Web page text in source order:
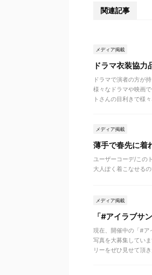
関連記事
メディア掲載
ドラマ衣装協
ドラマで演者の方が
様々なドラマや映画
トさんの目利きで様
メディア掲載
薄手で春先に着
ユーザーコーデ/この
大人ぽく着こなせるの
メディア掲載
「#アイラブサ
現在、開催中の「#ア
写真を大募集してい
リーをぜひ見せて頂